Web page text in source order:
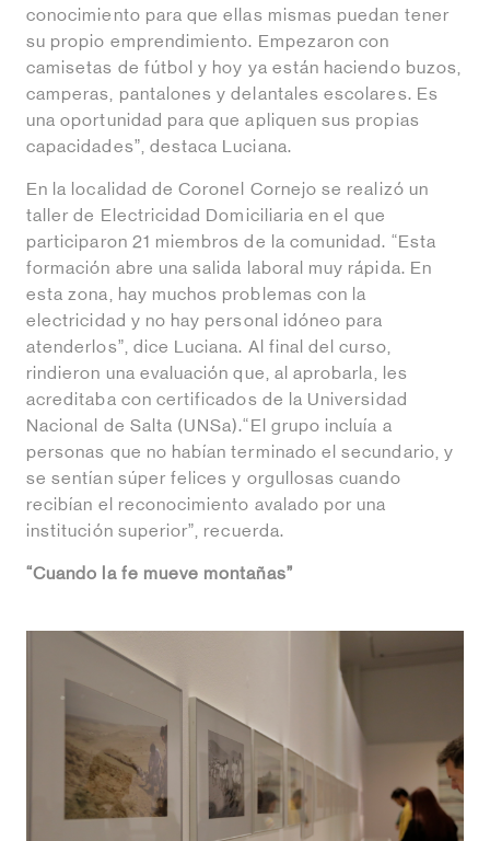
conocimiento para que ellas mismas puedan tener
su propio emprendimiento. Empezaron con
camisetas de fútbol y hoy ya están haciendo buzos,
camperas, pantalones y delantales escolares. Es
una oportunidad para que apliquen sus propias
capacidades”, destaca Luciana.
En la localidad de Coronel Cornejo se realizó un
taller de Electricidad Domiciliaria en el que
participaron 21 miembros de la comunidad. “Esta
formación abre una salida laboral muy rápida. En
esta zona, hay muchos problemas con la
electricidad y no hay personal idóneo para
atenderlos”, dice Luciana. Al final del curso,
rindieron una evaluación que, al aprobarla, les
acreditaba con certificados de la Universidad
Nacional de Salta (UNSa).“El grupo incluía a
personas que no habían terminado el secundario, y
se sentían súper felices y orgullosas cuando
recibían el reconocimiento avalado por una
institución superior”, recuerda.
“Cuando la fe mueve montañas”